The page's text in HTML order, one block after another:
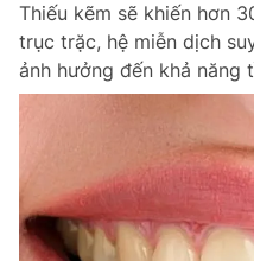
Thiếu kẽm sẽ khiến hơn
trục trặc, hệ miễn dịch
ảnh hưởng đến khả năng